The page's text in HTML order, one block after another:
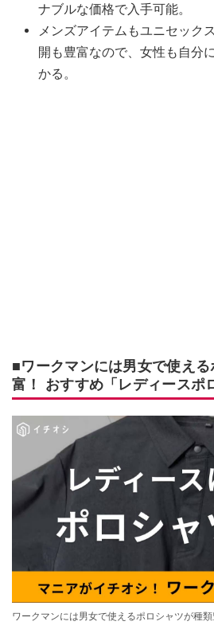
ナブルな価格で入手可能。
メンズアイテムもユニセック
開も豊富なので、女性も自分
かる。
■ワークマンには男女で使え
富！ おすすめ「レディースポ
ワークマンには男女で使えるポロシャツが種類